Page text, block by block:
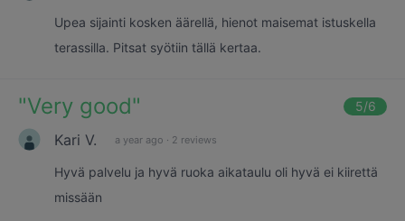
Upea sijainti kosken äärellä, hienot maisemat istuskella
terassilla. Pitsat syötiin tällä kertaa.
"Very good" 5/6
Kari V. a year ago · 2 reviews
Hyvä palvelu ja hyvä ruoka aikataulu oli hyvä ei kiirettä
missään